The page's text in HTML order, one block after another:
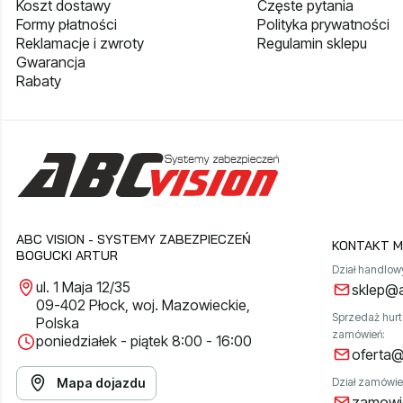
Koszt dostawy
Formy płatności
Reklamacje i zwroty
Gwarancja
Rabaty
Częste pytania
Polityka prywatności
Regulamin sklepu
ABC VISION - SYSTEMY ZABEZPIECZEŃ
BOGUCKI ARTUR
ul. 1 Maja 12/35
09-402 Płock, woj. Mazowieckie,
Polska
poniedziałek - piątek 8:00 - 16:00
Mapa dojazdu
KONTAKT
Dział
Sprzedaż
zamówień:
Dział